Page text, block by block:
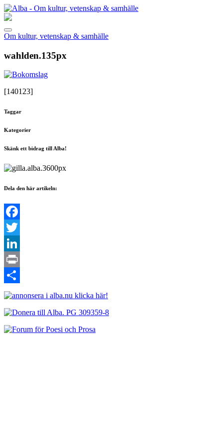
Om kultur, vetenskap & samhälle
wahlden.135px
[140123]
Taggar
Kategorier
Skänk ett bidrag till Alba!
Dela den här artikeln:
Facebook
Twitter
LinkedIn
Print
Dela